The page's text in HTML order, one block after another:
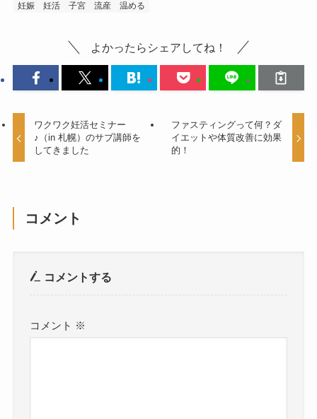
妊娠
妊活 子宮 流産 温める
よかったらシェアしてね！
ワクワク妊活セミナー
♪（in 札幌）のサブ講師を
してきました
ファスティングって何？ダ
イエットや体質改善に効果
的！
コメント
コメントする
コメント ※